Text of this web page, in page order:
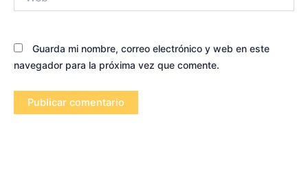
Guarda mi nombre, correo electrónico y web en este
navegador para la próxima vez que comente.